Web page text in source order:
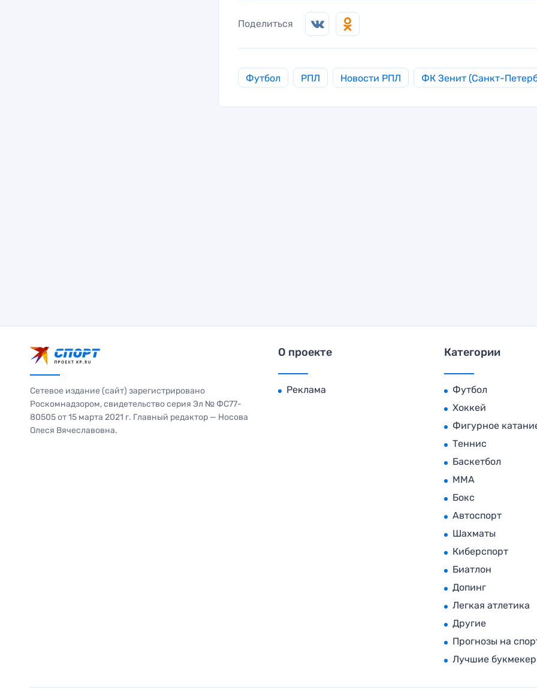
Поделиться
Футбол РПЛ Новости РПЛ ФК Зенит (Санкт-
Сетевое издание (сайт) зарегистрировано
Роскомнадзором, свидетельство серия Эл № ФС77-
80505 от 15 марта 2021 г. Главный редактор — Носова
Олеся Вячеславовна.
О проекте
Реклама
Категории
Футбол
Хоккей
Фигурное
Теннис
Баскетбол
MMA
Бокс
Автоспорт
Шахматы
Киберспорт
Биатлон
Допинг
Легкая атлетика
Другие
Прогнозы на
Лучшие